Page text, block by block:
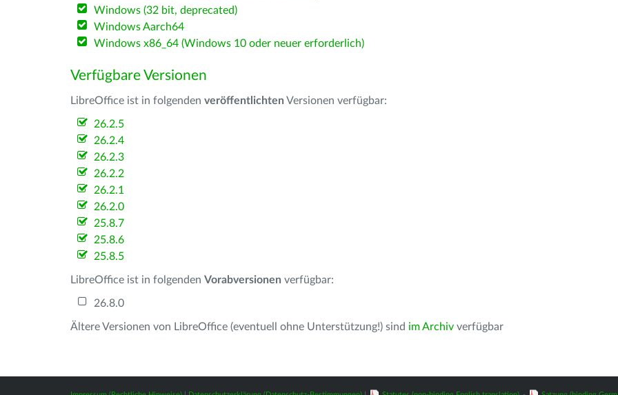
Windows (32 bit, deprecated)
Windows Aarch64
Windows x86_64 (Windows 10 oder neuer erforderlich)
Verfügbare Versionen
LibreOffice ist in folgenden veröffentlichten Versionen verfügbar:
26.2.5
26.2.4
26.2.3
26.2.2
26.2.1
26.2.0
25.8.7
25.8.6
25.8.5
LibreOffice ist in folgenden Vorabversionen verfügbar:
26.8.0
Ältere Versionen von LibreOffice (eventuell ohne Unterstützung!) sind im Archiv verfügbar